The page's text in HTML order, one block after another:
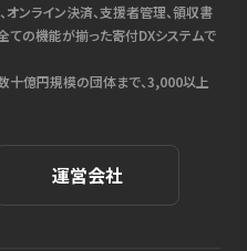
ンライン決済、支援者管理、領収書
ての機能が揃った寄付DXシステムで
十億円規模の団体まで、3,000以上
運営会社